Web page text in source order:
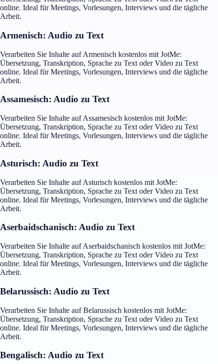
online. Ideal für Meetings, Vorlesungen, Interviews und die tägliche
Arbeit.
Armenisch: Audio zu Text
Verarbeiten Sie Inhalte auf Armenisch kostenlos mit JotMe:
Übersetzung, Transkription, Sprache zu Text oder Video zu Text
online. Ideal für Meetings, Vorlesungen, Interviews und die tägliche
Arbeit.
Assamesisch: Audio zu Text
Verarbeiten Sie Inhalte auf Assamesisch kostenlos mit JotMe:
Übersetzung, Transkription, Sprache zu Text oder Video zu Text
online. Ideal für Meetings, Vorlesungen, Interviews und die tägliche
Arbeit.
Asturisch: Audio zu Text
Verarbeiten Sie Inhalte auf Asturisch kostenlos mit JotMe:
Übersetzung, Transkription, Sprache zu Text oder Video zu Text
online. Ideal für Meetings, Vorlesungen, Interviews und die tägliche
Arbeit.
Aserbaidschanisch: Audio zu Text
Verarbeiten Sie Inhalte auf Aserbaidschanisch kostenlos mit JotMe:
Übersetzung, Transkription, Sprache zu Text oder Video zu Text
online. Ideal für Meetings, Vorlesungen, Interviews und die tägliche
Arbeit.
Belarussisch: Audio zu Text
Verarbeiten Sie Inhalte auf Belarussisch kostenlos mit JotMe:
Übersetzung, Transkription, Sprache zu Text oder Video zu Text
online. Ideal für Meetings, Vorlesungen, Interviews und die tägliche
Arbeit.
Bengalisch: Audio zu Text